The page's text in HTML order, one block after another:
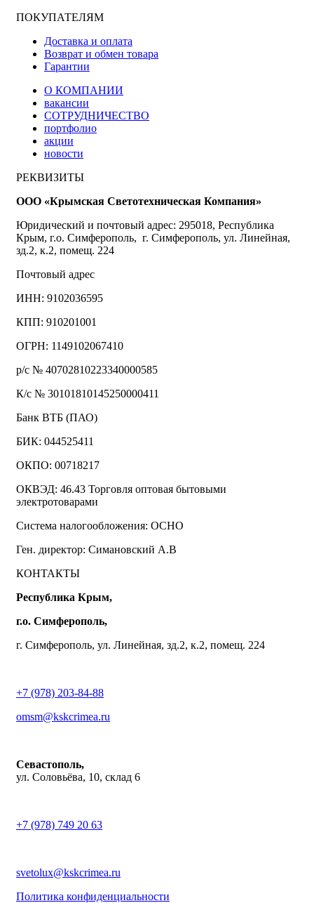
ПОКУПАТЕЛЯМ
Доставка и оплата
Возврат и обмен товара
Гарантии
О КОМПАНИИ
вакансии
СОТРУДНИЧЕСТВО
портфолио
акции
новости
РЕКВИЗИТЫ
ООО «Крымская Светотехническая Компания»
Юридический и почтовый адрес: 295018, Республика
Крым, г.о. Симферополь, г. Симферополь, ул. Линейная,
зд.2, к.2, помещ. 224
Почтовый адрес
ИНН: 9102036595
КПП: 910201001
ОГРН: 1149102067410
р/с № 40702810223340000585
К/с № 30101810145250000411
Банк ВТБ (ПАО)
БИК: 044525411
ОКПО: 00718217
ОКВЭД: 46.43 Торговля оптовая бытовыми
электротоварами
Система налогообложения: ОСНО
Ген. директор: Симановский А.В
КОНТАКТЫ
Республика Крым,
г.о. Симферополь,
г. Симферополь, ул. Линейная, зд.2, к.2, помещ. 224
+7 (978) 203-84-88
omsm@kskcrimea.ru
Севастополь,
ул. Соловьёва, 10, склад 6
+7 (978) 749 20 63
svetolux@kskcrimea.ru
Политика конфиденциальности